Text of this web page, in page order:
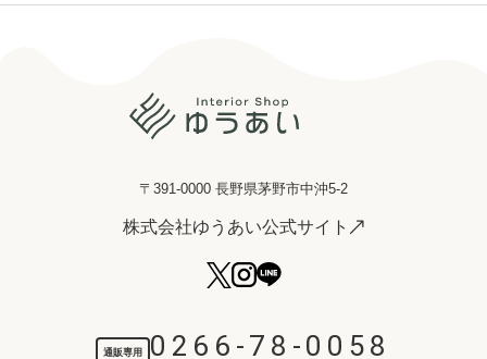
〒391-0000 長野県茅野市中沖5-2
株式会社ゆうあい公式サイト
通販専用
0266-78-0058